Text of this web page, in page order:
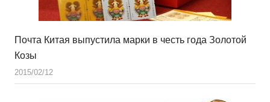
Почта Китая выпустила марки в честь года Золотой
Козы
2015/02/12